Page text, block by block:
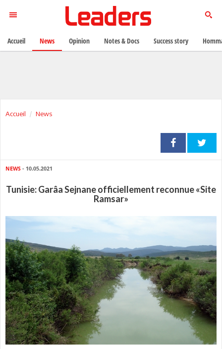
Accueil News
NEWS - 10.05.2021
Tunisie: Garâa Sejnane officiellement reconnue «Site
Ramsar»
Accueil News Opinion Notes & Docs Success story